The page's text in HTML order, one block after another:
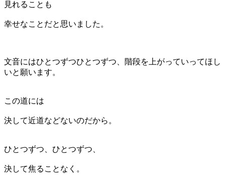
見れることも
幸せなことだと思いました。
文音にはひとつずつひとつずつ、階段を上がっていってほし
いと願います。
この道には
決して近道などないのだから。
ひとつずつ、ひとつずつ、
決して焦ることなく。